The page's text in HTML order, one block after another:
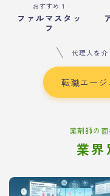
おすすめ１
ファルマスタッ
フ
代理人を
転職エー
薬剤師の
業界